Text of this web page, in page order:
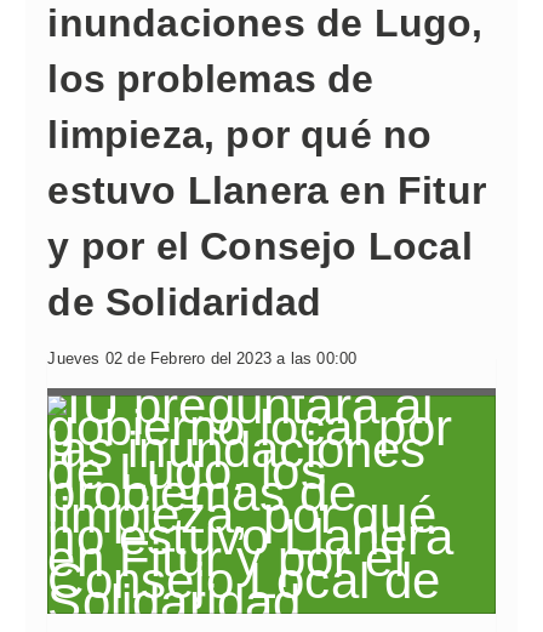
inundaciones de Lugo,
los problemas de
limpieza, por qué no
estuvo Llanera en Fitur
y por el Consejo Local
de Solidaridad
Jueves 02 de Febrero del 2023 a las 00:00